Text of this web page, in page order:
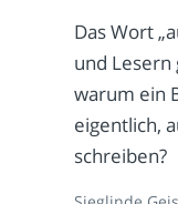
Das Wort
und
warum ein
eigentlich,
schreiben?